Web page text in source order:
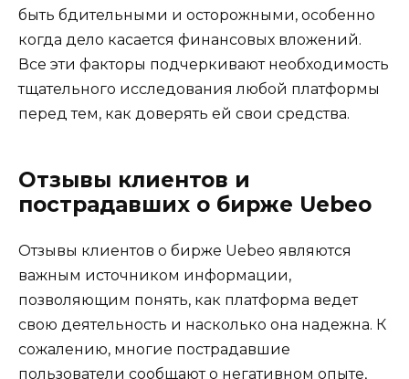
быть бдительными и осторожными, особенно
когда дело касается финансовых вложений.
Все эти факторы подчеркивают необходимость
тщательного исследования любой платформы
перед тем, как доверять ей свои средства.
Отзывы клиентов и
пострадавших о бирже Uebeo
Отзывы клиентов о бирже Uebeo являются
важным источником информации,
позволяющим понять, как платформа ведет
свою деятельность и насколько она надежна. К
сожалению, многие пострадавшие
пользователи сообщают о негативном опыте,